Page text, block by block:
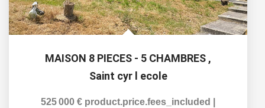
MAISON 8 PIECES - 5 CHAMBRES ,
Saint cyr l ecole
525 000 € product.price.fees_included